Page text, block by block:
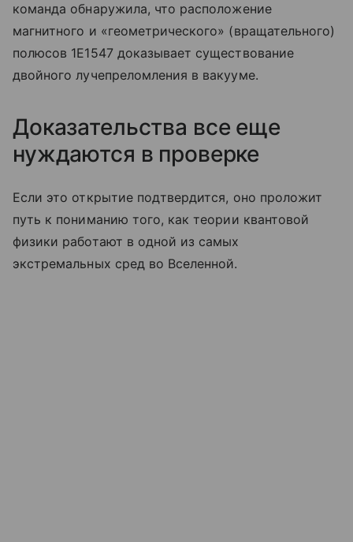
команда обнаружила, что расположение
магнитного и «геометрического» (вращательного)
полюсов 1E1547 доказывает существование
двойного лучепреломления в вакууме.
Доказательства все еще
нуждаются в проверке
Если это открытие подтвердится, оно проложит
путь к пониманию того, как теории квантовой
физики работают в одной из самых
экстремальных сред во Вселенной.